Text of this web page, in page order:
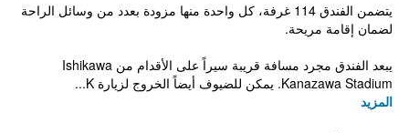
يتضمن الفندق 114 غرفة، كل واحدة منها مزودة بعدد من وسائل الراحة
لضمان إقامة مريحة.
يبعد الفندق مجرد مسافة قريبة سيراً على الأقدام من Ishikawa
Kanazawa Stadium. يمكن للضيوف أيضاً الخروج لزيارة K...
المزيد